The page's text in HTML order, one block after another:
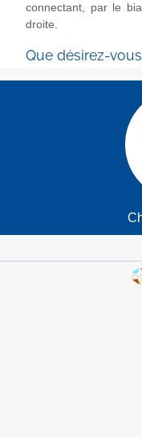
connectant, par le
droite.
Que désirez-